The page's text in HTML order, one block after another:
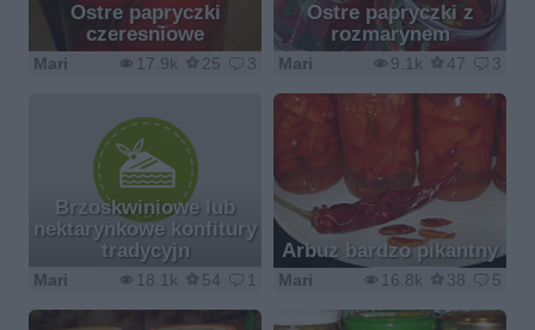
Ostre papryczki
czeresniowe
17.9k 25 3
Mari
Ostre papryczki z
rozmarynem
9.1k 47 3
Mari
Brzoskwiniowe lub
nektarynkowe konfitury
tradycyjn
18.1k 54 1
Mari
Arbuz bardzo pikantny
16.8k 38 5
Mari